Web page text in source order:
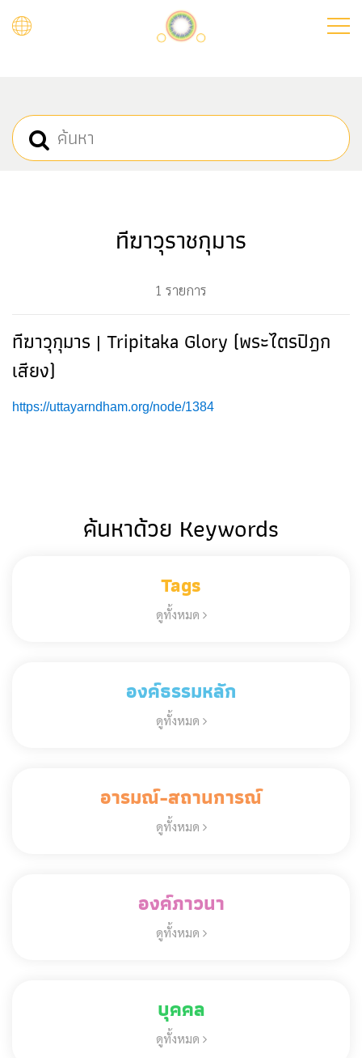
ทีฆาวุราชกุมาร
1 รายการ
ทีฆาวุกุมาร | Tripitaka Glory (พระไตรปิฎก
เสียง)
https://uttayarndham.org/node/1384
ค้นหาด้วย Keywords
Tags
ดูทั้งหมด
องค์ธรรมหลัก
ดูทั้งหมด
อารมณ์-สถานการณ์
ดูทั้งหมด
องค์ภาวนา
ดูทั้งหมด
บุคคล
ดูทั้งหมด